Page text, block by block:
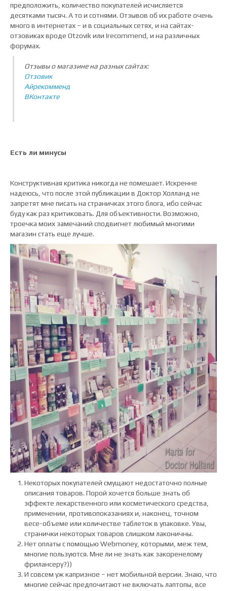
предположить, количество покупателей исчисляется
десятками тысяч. А то и сотнями. Отзывов об их работе очень
много в интернетах – и в социальных сетях, и на сайтах-
отзовиках вроде Otzovik или Irecommend, и на различных
форумах.
Отзывы о магазине на разных сайтах:
Отзовик
Айрекомменд
ВКонтакте
Есть ли минусы
Конструктивная критика никогда не помешает. Искренне
надеюсь, что после этой публикации в Доктор Холланд не
запретят мне писать на страничках этого блога, ибо сейчас
буду как раз критиковать. Для объективности. Возможно,
троечка моих замечаний сподвигнет любимый многими
магазин стать еще лучше.
Некоторых покупателей смущают недостаточно полные
описания товаров. Порой хочется больше знать об
эффекте лекарственного или косметического средства,
применении, противопоказаниях и, наконец, точном
весе-объеме или количестве таблеток в упаковке. Увы,
странички некоторых товаров слишком лаконичны.
Нет оплаты с помощью Webmoney, которыми, меж тем,
многие пользуются. Мне ли не знать как закоренелому
фрилансеру?))
И совсем уж капризное – нет мобильной версии. Знаю, что
многие сейчас предпочитают не включать лаптопы, все